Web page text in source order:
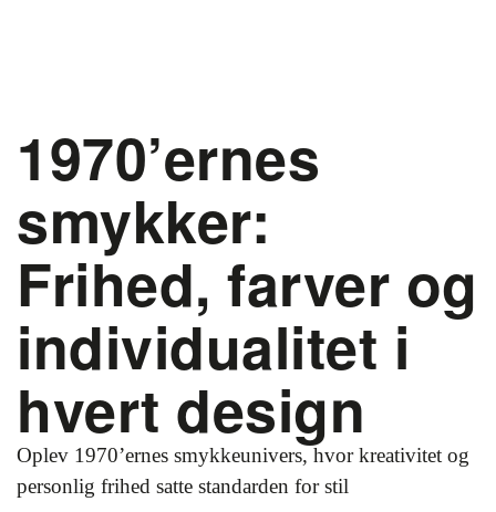
1970’ernes
smykker:
Frihed, farver og
individualitet i
hvert design
Oplev 1970’ernes smykkeunivers, hvor kreativitet og
personlig frihed satte standarden for stil